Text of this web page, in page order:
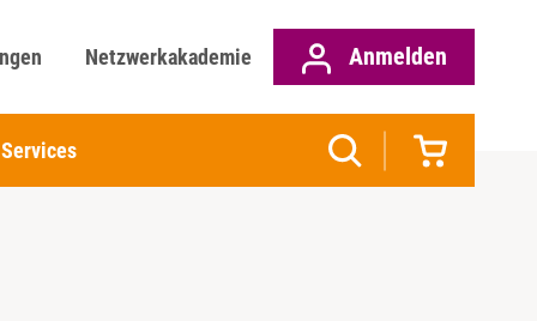
Netzwerkakademie Anmelden
Services